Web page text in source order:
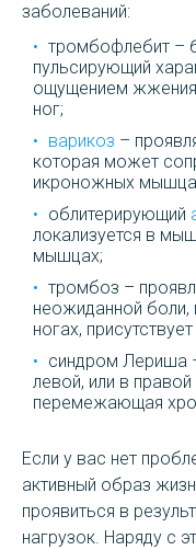
заболеваний:
тромбофлебит –
пульсирующий
ощущением жжения
ног;
варикоз –
которая может
икроножных
облитерирующий
локализуется в
мышцах;
тромбоз –
неожиданной боли,
ногах,
синдром Лериша
левой, или в
перемежающая
Если у вас нет
активный образ
проявиться в
нагрузок. Наряду с